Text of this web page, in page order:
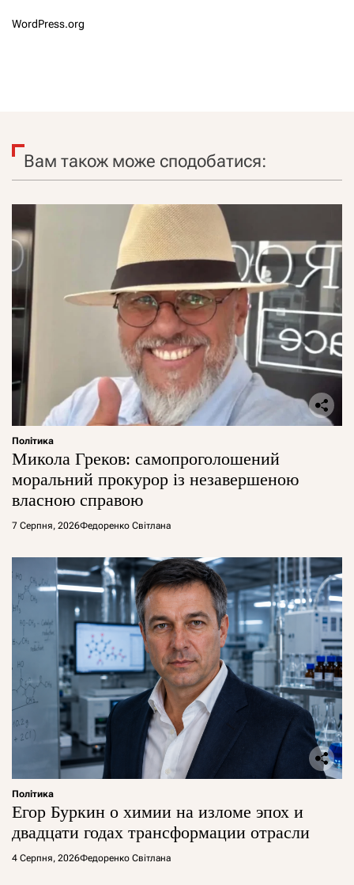
WordPress.org
Вам також може сподобатися:
Політика
Микола Греков: самопроголошений
моральний прокурор із незавершеною
власною справою
7 Серпня, 2026Федоренко Світлана
Політика
Егор Буркин о химии на изломе эпох и
двадцати годах трансформации отрасли
4 Серпня, 2026Федоренко Світлана